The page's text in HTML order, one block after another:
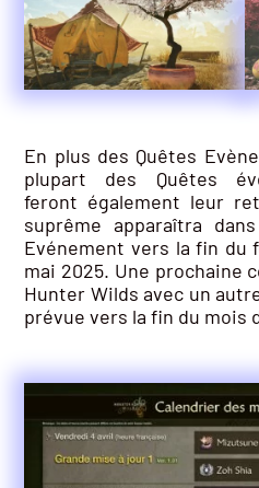
En plus des Quêtes
plupart des Quêtes
feront également leur
suprême apparaîtra
Evénement vers la fin du
mai 2025. Une prochaine
Hunter Wilds avec un
prévue vers la fin du mois